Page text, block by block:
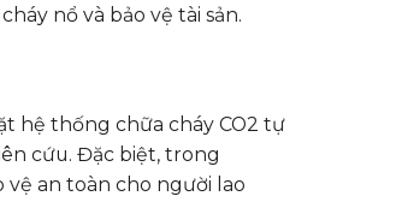
nổ và bảo vệ tài sản.
hệ thống chữa cháy CO2 tự
cứu. Đặc biệt, trong
an toàn cho người lao